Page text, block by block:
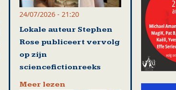
24/07/2026 - 21:20
Lokale auteur Stephen
Rose publiceert vervolg
op zijn
sciencefictionreeks
Meer lezen